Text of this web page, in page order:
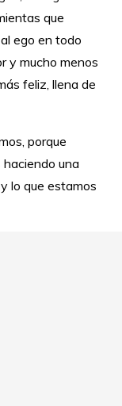
que
ego en todo
y mucho menos
feliz, llena de
porque
una
lo que estamos